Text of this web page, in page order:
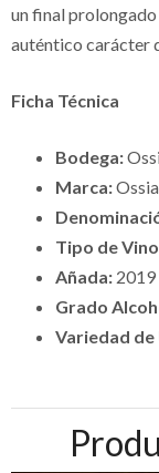
un final
auténtico carácter
Ficha Técnica
Bodega:
Marca:
Tipo de
Añada: 2019
Grado
Variedad de